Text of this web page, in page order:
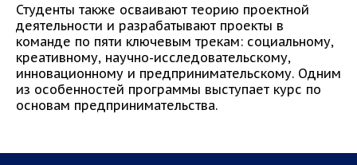
Студенты также осваивают теорию проектной
деятельности и разрабатывают проекты в
команде по пяти ключевым трекам: социальному,
креативному, научно-исследовательскому,
инновационному и предпринимательскому. Одним
из особенностей программы выступает курс по
основам предпринимательства.